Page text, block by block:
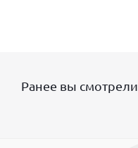
Ранее вы смотрели